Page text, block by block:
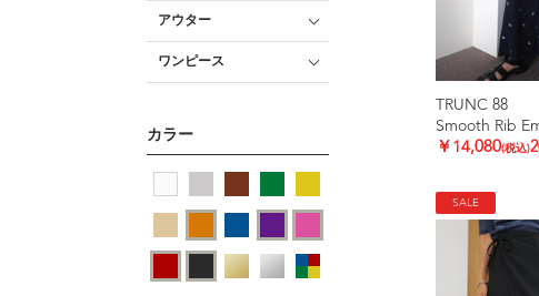
アウター
ワンピース
カラー
TRUNC 88
￥14,080(税込)
SALE